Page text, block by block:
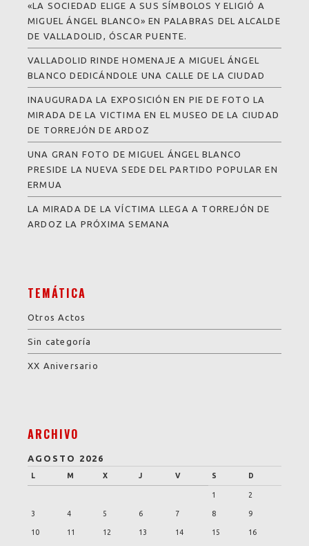
«LA SOCIEDAD ELIGE A SUS SÍMBOLOS Y ELIGIÓ A
MIGUEL ÁNGEL BLANCO» EN PALABRAS DEL ALCALDE
DE VALLADOLID, ÓSCAR PUENTE.
VALLADOLID RINDE HOMENAJE A MIGUEL ÁNGEL
BLANCO DEDICÁNDOLE UNA CALLE DE LA CIUDAD
INAUGURADA LA EXPOSICIÓN EN PIE DE FOTO LA
MIRADA DE LA VICTIMA EN EL MUSEO DE LA CIUDAD
DE TORREJÓN DE ARDOZ
UNA GRAN FOTO DE MIGUEL ÁNGEL BLANCO
PRESIDE LA NUEVA SEDE DEL PARTIDO POPULAR EN
ERMUA
LA MIRADA DE LA VÍCTIMA LLEGA A TORREJÓN DE
ARDOZ LA PRÓXIMA SEMANA
TEMÁTICA
Otros Actos
Sin categoría
XX Aniversario
ARCHIVO
AGOSTO 2026
L M X J V S D
1 2
3 4 5 6 7 8 9
10 11 12 13 14 15 16